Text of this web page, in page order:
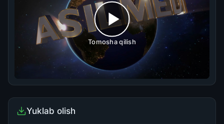
Tomosha qilish
Yuklab olish